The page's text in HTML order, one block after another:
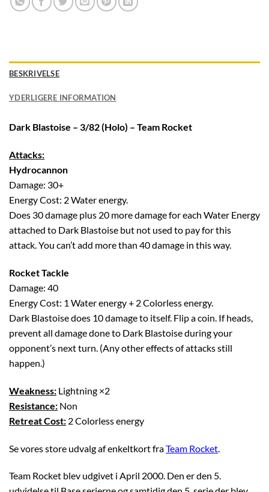
BESKRIVELSE
YDERLIGERE INFORMATION
Dark Blastoise – 3/82 (Holo) – Team Rocket
Attacks:
Hydrocannon
Damage: 30+
Energy Cost: 2 Water energy.
Does 30 damage plus 20 more damage for each Water Energy
attached to Dark Blastoise but not used to pay for this
attack. You can’t add more than 40 damage in this way.
Rocket Tackle
Damage: 40
Energy Cost: 1 Water energy + 2 Colorless energy.
Dark Blastoise does 10 damage to itself. Flip a coin. If heads,
prevent all damage done to Dark Blastoise during your
opponent’s next turn. (Any other effects of attacks still
happen.)
Weakness: Lightning ×2
Resistance: Non
Retreat Cost: 2 Colorless energy
Se vores store udvalg af enkeltkort fraTeam Rocket
Team Rocket blev udgivet i April 2000. Den er den 5.